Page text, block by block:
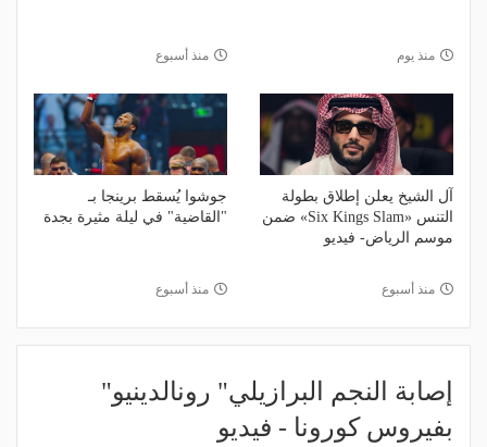
منذ يوم منذ أسبوع
آل الشيخ يعلن إطلاق بطولة
التنس «Six Kings Slam» ضمن
موسم الرياض- فيديو
منذ أسبوع
جوشوا يُسقط برينجا بـ
"القاضية" في ليلة مثيرة بجدة
منذ أسبوع
إصابة النجم البرازيلي" رونالدينيو"
بفيروس كورونا - فيديو